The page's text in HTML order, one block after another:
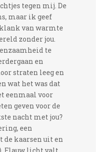
tegen mij. De
maar ik geef
klank van warmte
zonder jou.
te
en
straten leeg en
wat het was dat
eenmaal voor
geven voor de
nacht met jou?
een
kaarsen uit en